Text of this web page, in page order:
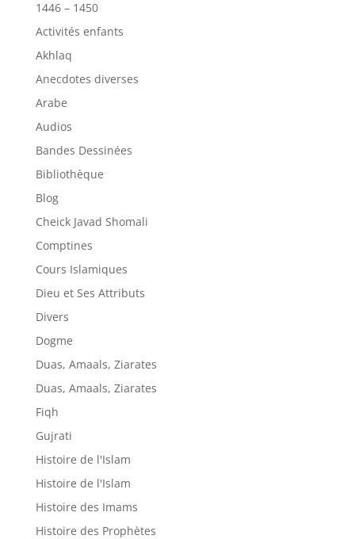
1446 – 1450
Activités enfants
Akhlaq
Anecdotes diverses
Arabe
Audios
Bandes Dessinées
Bibliothèque
Blog
Cheick Javad Shomali
Comptines
Cours Islamiques
Dieu et Ses Attributs
Divers
Dogme
Duas, Amaals, Ziarates
Duas, Amaals, Ziarates
Fiqh
Gujrati
Histoire de l'Islam
Histoire de l'Islam
Histoire des Imams
Histoire des Prophètes